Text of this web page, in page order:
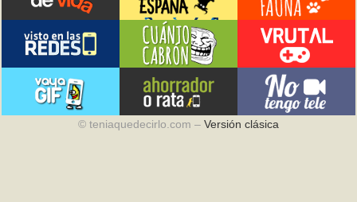
© teniaquedecirlo.com – Versión clásica